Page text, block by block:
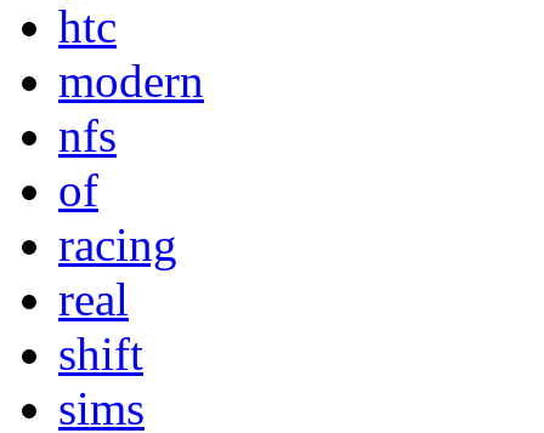
htc
modern
nfs
of
racing
real
shift
sims